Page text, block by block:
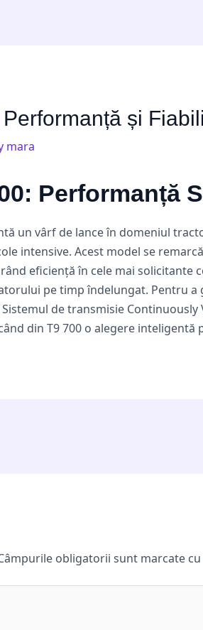
și
mara
Performanță
un vârf de lance în domeniul
intensive. Acest model se
eficiență în cele mai solicitante
pe timp îndelungat. Pentru a
Sistemul de transmisie Continuously
din T9 700 o alegere
obligatorii sunt marcate cu